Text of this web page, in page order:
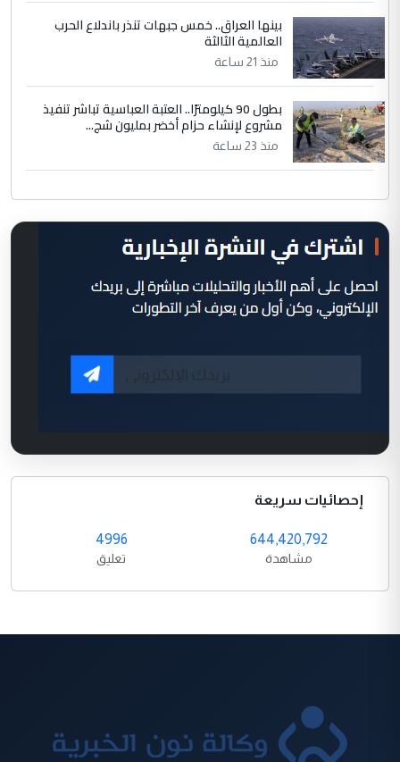
بينها العراق.. خمس جبهات تنذر باندلاع الحرب
العالمية الثالثة
منذ 21 ساعة
بطول 90 كيلومترًا.. العتبة العباسية تباشر تنفيذ
مشروع لإنشاء حزام أخضر بمليون شج...
منذ 23 ساعة
إحصائيات سريعة
644,420,792
مشاهدة
4996
تعليق